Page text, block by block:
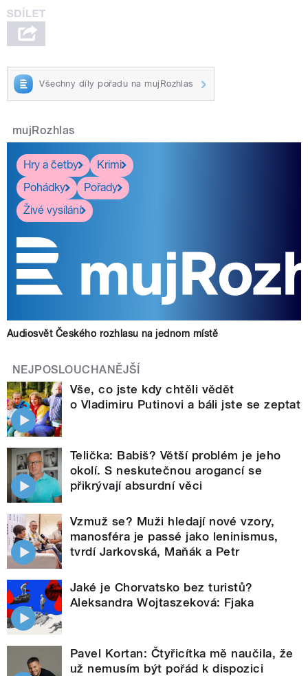
Všechny díly pořadu na mujRozhlas
mujRozhlas
Hry a četby
Krimi
Pohádky
Pořady
Živé vysílání
Audiosvět Českého rozhlasu na jednom místě
NEJPOSLOUCHANĚJŠÍ
Vše, co jste kdy chtěli vědět
o Vladimiru Putinovi a báli jste se zeptat
Telička: Babiš? Větší problém je jeho
okolí. S neskutečnou arogancí se
přikrývají absurdní věci
Vzmuž se? Muži hledají nové vzory,
manosféra je passé jako leninismus,
tvrdí Jarkovská, Maňák a Petr
Jaké je Chorvatsko bez turistů?
Aleksandra Wojtaszeková: Fjaka
Pavel Kortan: Čtyřicítka mě naučila, že
už nemusím být pořád k dispozici